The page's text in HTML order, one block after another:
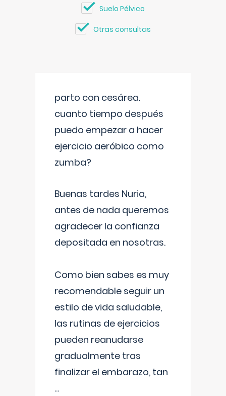
Suelo Pélvico
Otras consultas
parto con cesárea.
cuanto tiempo después
puedo empezar a hacer
ejercicio aeróbico como
zumba?
Buenas tardes Nuria,
antes de nada queremos
agradecer la confianza
depositada en nosotras.
Como bien sabes es muy
recomendable seguir un
estilo de vida saludable,
las rutinas de ejercicios
pueden reanudarse
gradualmente tras
finalizar el embarazo, tan
...